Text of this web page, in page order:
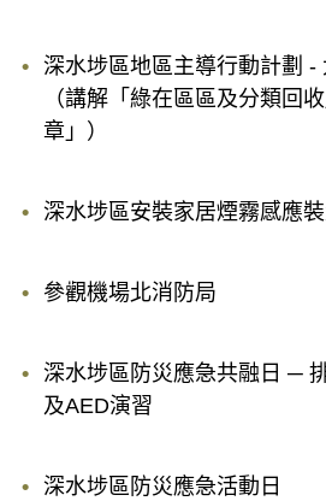
深水埗區地區主導行動計劃 -
（講解「綠在區區及分類回
章」）
深水埗區安裝家居煙霧感應
參觀機場北消防局
深水埗區防災應急共融日 ─
及AED演習
深水埗區防災應急活動日